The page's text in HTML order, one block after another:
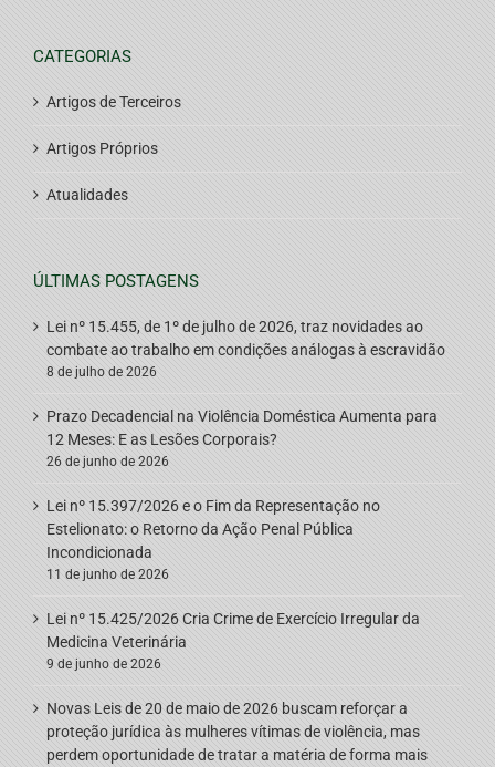
CATEGORIAS
Artigos de Terceiros
Artigos Próprios
Atualidades
ÚLTIMAS POSTAGENS
Lei nº 15.455, de 1º de julho de 2026, traz novidades ao
combate ao trabalho em condições análogas à escravidão
8 de julho de 2026
Prazo Decadencial na Violência Doméstica Aumenta para
12 Meses: E as Lesões Corporais?
26 de junho de 2026
Lei nº 15.397/2026 e o Fim da Representação no
Estelionato: o Retorno da Ação Penal Pública
Incondicionada
11 de junho de 2026
Lei nº 15.425/2026 Cria Crime de Exercício Irregular da
Medicina Veterinária
9 de junho de 2026
Novas Leis de 20 de maio de 2026 buscam reforçar a
proteção jurídica às mulheres vítimas de violência, mas
perdem oportunidade de tratar a matéria de forma mais